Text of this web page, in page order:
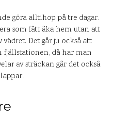
göra alltihop på tre dagar.
som fått åka hem utan att
Det går ju också att
då har man
av sträckan går det också